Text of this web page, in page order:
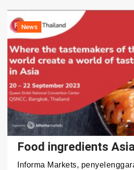
News
Informa Markets,